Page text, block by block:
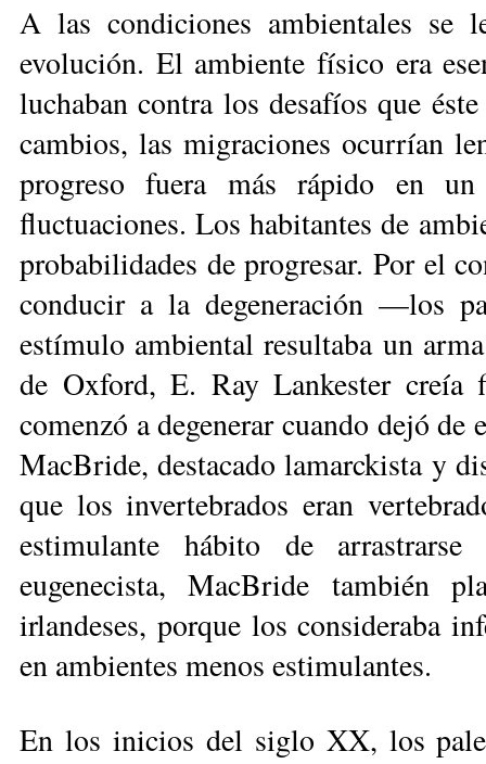
A las condiciones ambientales se
evolución. El ambiente físico era
luchaban contra los desafíos que
cambios, las migraciones ocurrían
progreso fuera más rápido en
fluctuaciones. Los habitantes de
probabilidades de progresar. Por el
conducir a la degeneración —los
estímulo ambiental resul­taba un
de Oxford, E. Ray Lankester creía
comenzó a degenerar cuan­do dejó
MacBride, destaca­do la­mar­ckista y
que los invertebrados eran
estimulante hábito de
eugenecista, Mac­Bride también
irlandeses, porque los consideraba
en ambientes menos estimu­lantes.
En los inicios del siglo XX, los